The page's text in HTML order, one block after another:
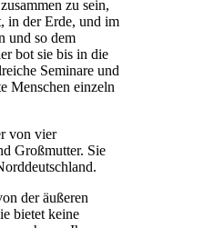
zu sein,
in der Erde, und im
und so dem
bot sie bis in die
Seminare und
Menschen einzeln
von vier
Großmutter. Sie
der äußeren
bietet keine